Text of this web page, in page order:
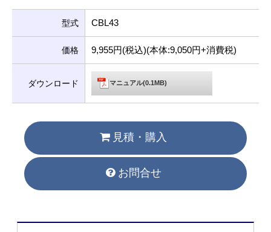
型式 CBL43
価格 9,955円(税込)(本体:9,050円+消費税)
ダウンロード マニュアル(0.1MB)
見積・購入
お問合せ